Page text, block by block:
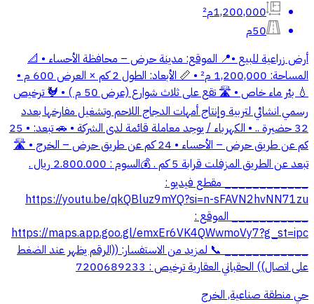
1,200,000م²
50م
أرض زراعية للبيع •📍 الموقع: مدينة حرض – محافظة الأحساء • 📐
المساحة: 1,200,000 م² • 📏 الأبعاد: الطول 2 كم × العرض 600 م •
💧 بئر ماء خاص • 🛣 تقع على ثلاث شوارع (عرض 50 م ) • 🐓 ترخيص
رسمي انشائي لتربية وإنتاج أمهات الدجاج اللاحم وتشغيل مفارخها بعدد
32 حضيرة .. • الكهرباء / يوجد معاملة قائمة لدى الشركة • 🚗 تبعد: • 25
كم عن طريق حرض – الأحساء • 24 كم عن طريق حرض – الخرج • 🛣
تبعد عن الطريق المزفلت قرابة 5 كم . 💰السوم : 2.800.000 ريال .
____________ مقطع فيديو :
https://youtu.be/qkQBluz9mYQ?si=n-sFAVN2hvNN71zu
___________ الموقع :
https://maps.app.goo.gl/emxEr6VK4QWwmoVy7?g_st=ipc
____________ 📞 لمزيد من الاستفسار: ((الرقم يظهر عند الضغط
على اتصال)) الحقباني العقارية ترخيص : 7200689233
حي منطقة صناعية, الخرج